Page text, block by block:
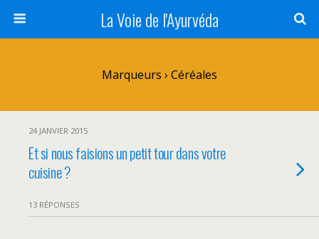
La Voie de l'Ayurvéda
Marqueurs › Céréales
24 JANVIER 2015
Et si nous faisions un petit tour dans votre
cuisine ?
13 RÉPONSES